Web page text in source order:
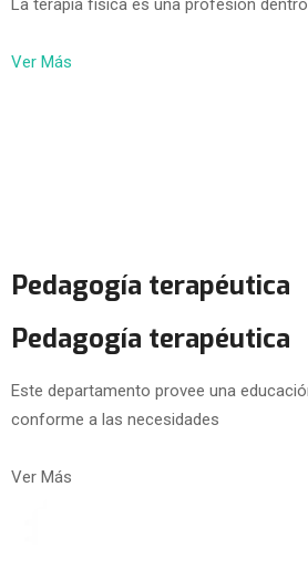
La terapia física es una profesión
Ver Más
Pedagogía terapéutica
Pedagogía terapéutica
Este departamento provee una
conforme a las necesidades
Ver Más